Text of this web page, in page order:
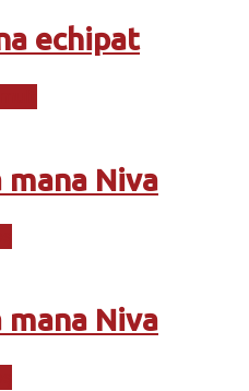
echipat
Niva
Niva